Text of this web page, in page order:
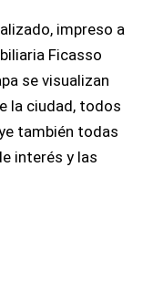
impreso a
Ficasso
se visualizan
la ciudad, todos
también todas
interés y las